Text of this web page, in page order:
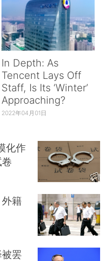
In Depth: As
Tencent Lays Off
Staff, Is Its ‘Winter’
Approaching?
2022年04月01日
化作
籍
罢